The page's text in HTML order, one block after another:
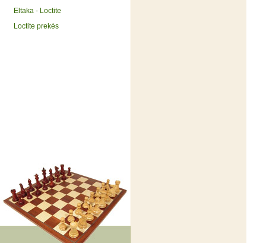
Eltaka - Loctite
Loctite prekės